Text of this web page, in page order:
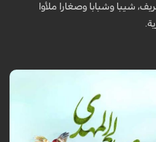
شيبا وشبابا وصغارا ملأوا